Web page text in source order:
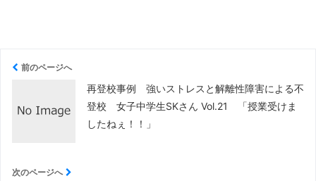
前のページへ
再登校事例 強いストレスと解離性障害による不
登校 女子中学生SKさん Vol.21 「授業受けま
したねぇ！！」
次のページへ